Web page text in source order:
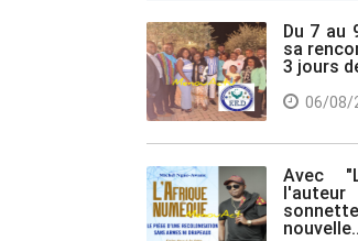
Du 7 au
sa
3 jours
06/08/
Avec